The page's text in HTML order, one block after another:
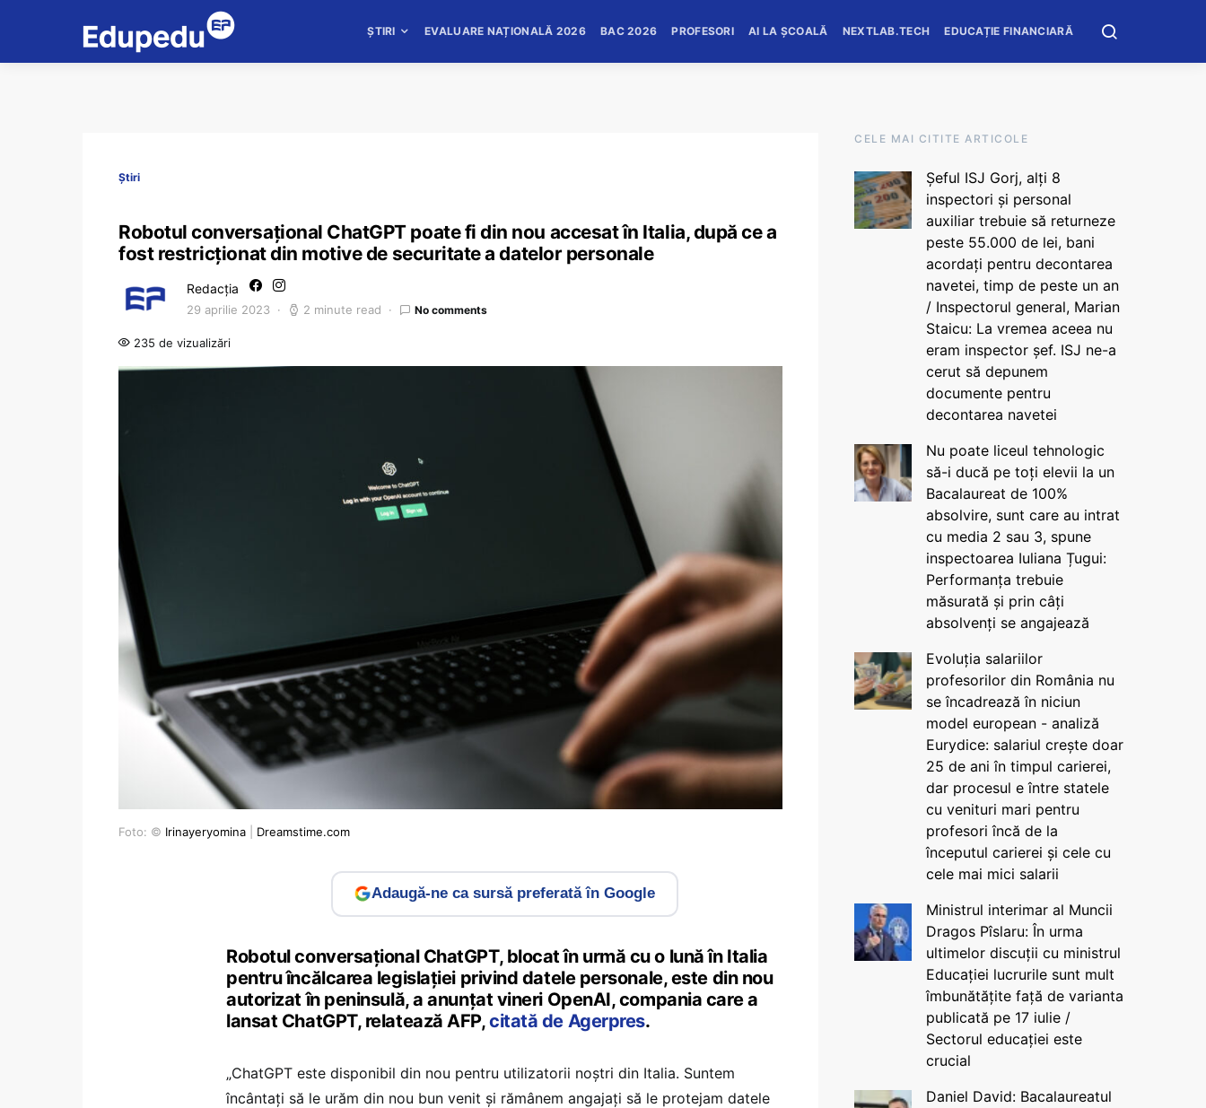
ȘTIRI EVALUARE NAȚIONALĂ 2026 BAC 2026 PROFESORI AI LA ȘCOALĂ NEXTLAB.TECH EDUCAȚIE FINANCIARĂ
Știri
Robotul conversațional ChatGPT poate fi din nou accesat în Italia, după ce a
fost restricționat din motive de securitate a datelor personale
Redacția
29 aprilie 2023 2 minute read No comments
235 de vizualizări
Foto: © Irinayeryomina Dreamstime.com
Adaugă-ne ca sursă preferată în Google
Robotul conversaţional ChatGPT, blocat în urmă cu o lună în Italia
pentru încălcarea legislaţiei privind datele personale, este din nou
autorizat în peninsulă, a anunţat vineri OpenAI, compania care a
lansat ChatGPT, relatează AFP,citată de Agerpres.
„ChatGPT este disponibil din nou pentru utilizatorii noştri din Italia. Suntem
încântaţi să le urăm din nou bun venit şi rămânem angajaţi să le protejam datele
CELE MAI CITITE ARTICOLE
Șeful ISJ Gorj, alți 8
inspectori și personal
auxiliar trebuie să returneze
peste 55.000 de lei, bani
acordați pentru decontarea
navetei, timp de peste un an
/ Inspectorul general, Marian
Staicu: La vremea aceea nu
eram inspector șef. ISJ ne-a
cerut să depunem
documente pentru
decontarea navetei
Nu poate liceul tehnologic
să-i ducă pe toți elevii la un
Bacalaureat de 100%
absolvire, sunt care au intrat
cu media 2 sau 3, spune
inspectoarea Iuliana Țugui:
Performanța trebuie
măsurată și prin câți
absolvenți se angajează
Evoluția salariilor
profesorilor din România nu
se încadrează în niciun
model european - analiză
Eurydice: salariul crește doar
25 de ani în timpul carierei,
dar procesul e între statele
cu venituri mari pentru
profesori încă de la
începutul carierei și cele cu
cele mai mici salarii
Ministrul interimar al Muncii
Dragos Pîslaru: În urma
ultimelor discuții cu ministrul
Educației lucrurile sunt mult
îmbunătățite față de varianta
publicată pe 17 iulie /
Sectorul educației este
crucial
Daniel David: Bacalaureatul